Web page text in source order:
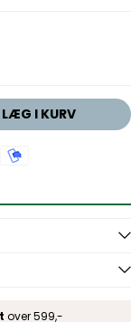
LÆG I KURV
over 599,-